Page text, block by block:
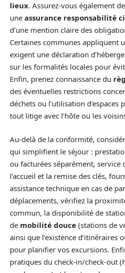
lieux. Assurez-vous également
une assurance responsabilité
d’une mention claire des
Certaines communes appliquent
exigent une déclaration
sur les formalités locales pour
Enfin, prenez connaissance du
des éventuelles restrictions
déchets ou l’utilisation
tout litige avec l’hôte ou les
Au-delà de la conformité,
qui simplifient le séjour :
ou facturées séparément, service
l’accueil et la remise des clés,
assistance technique en cas de
déplacements, vérifiez la
commun, la disponibilité de
de mobilité douce (stations de
ainsi que l’existence d’itinéraires
pour planifier vos excursions.
pratiques du check‑in/check‑out